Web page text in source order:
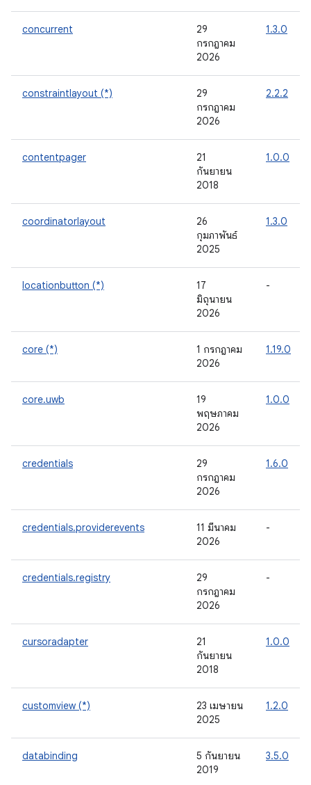
concurrent
29
กรกฎาคม
2026
1.3.0
constraintlayout (*)
29
กรกฎาคม
2026
2.2.2
contentpager
21
กันยายน
2018
1.0.0
coordinatorlayout
26
กุมภาพันธ์
2025
1.3.0
locationbutton (*)
17
มิถุนายน
2026
-
core (*)
1 กรกฎาคม
2026
1.19.0
core.uwb
19
พฤษภาคม
2026
1.0.0
credentials
29
กรกฎาคม
2026
1.6.0
credentials.providerevents
11 มีนาคม
2026
-
credentials.registry
29
กรกฎาคม
2026
-
cursoradapter
21
กันยายน
2018
1.0.0
customview (*)
23 เมษายน
2025
1.2.0
databinding
5 กันยายน
2019
3.5.0